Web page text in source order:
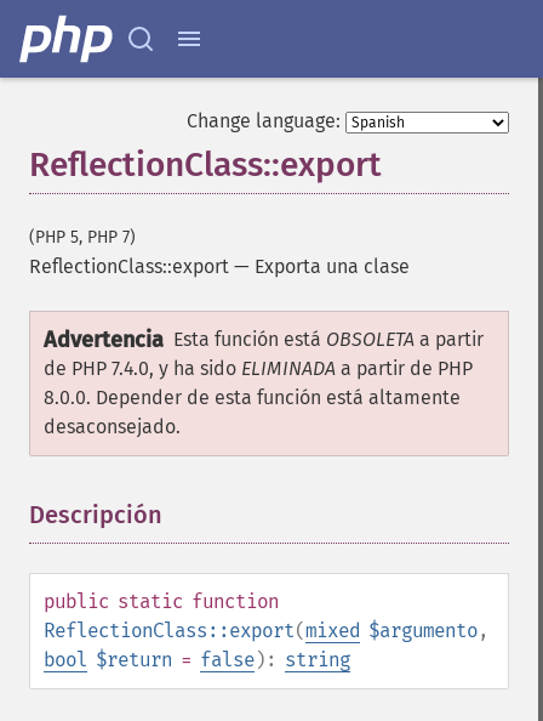
Change language:
ReflectionClass::export
(PHP 5, PHP 7)
ReflectionClass::export — Exporta una clase
Advertencia Esta función está OBSOLETA a partir
de PHP 7.4.0, y ha sido ELIMINADA a partir de PHP
8.0.0. Depender de esta función está altamente
desaconsejado.
Descripción
public static function
ReflectionClass::export(mixed $argumento,
bool $return = false): string